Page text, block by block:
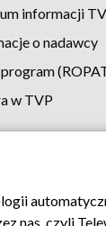
informacji
o nadawcy
program
w TVP
Moje zgody
czyli